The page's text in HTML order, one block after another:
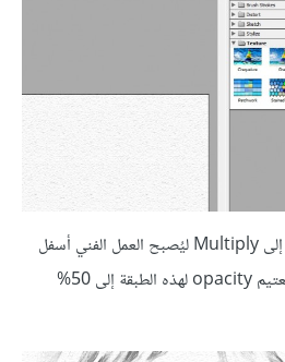
غيّر خصائص مزج هذه الطبقة إلى Multiply ليُصبح العمل الفني أسفل
هذه الطبقة ظاهرًا ثم خفّف التعتيم opacity لهذه الطبقة إلى 50%